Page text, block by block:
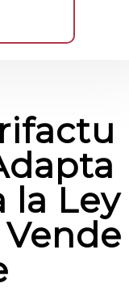
la Ley